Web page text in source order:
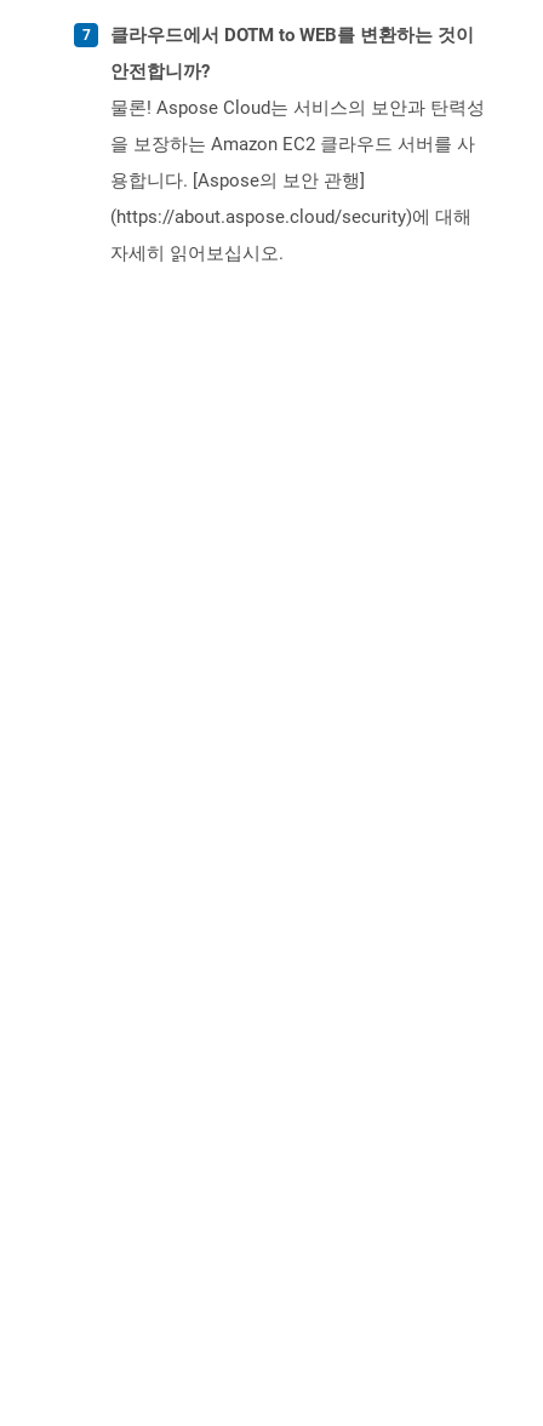
클라우드에서 DOTM to WEB를 변환하는 것이
안전합니까?
물론! Aspose Cloud는 서비스의 보안과 탄력성
을 보장하는 Amazon EC2 클라우드 서버를 사
용합니다. [Aspose의 보안 관행]
(https://about.aspose.cloud/security)에 대해
자세히 읽어보십시오.